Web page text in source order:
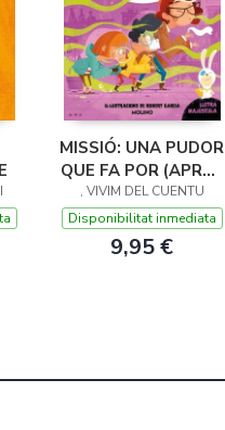
MISSIÓ: UNA PUDOR
QUE FA POR (APRÈN
A LLEGIR AMB
L'AGÈNCIA REMEI 5)
, VIVIM DEL CUENTU
Disponibilitat inmediata
9,95 €